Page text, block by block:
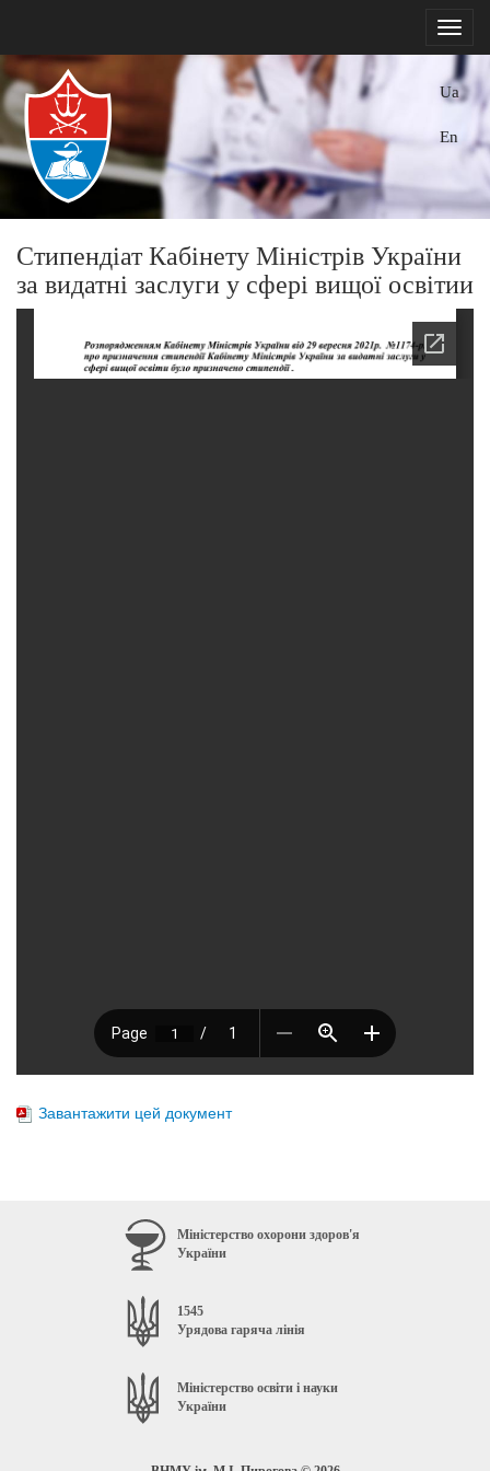
Ua
En
Стипендіат Кабінету Міністрів України
за видатні заслуги у сфері вищої освітии
Завантажити цей документ
Міністерство охорони здоров'я
України
1545
Урядова гаряча лінія
Міністерство освіти і науки
України